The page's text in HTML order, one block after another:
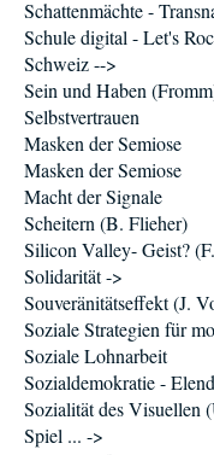
Schattenmächte -
Schule digital - Let's
Schweiz -->
Sein und Haben
Selbstvertrauen
Masken der Semiose
Masken der Semiose
Macht der Signale
Scheitern (B. Flieher)
Silicon Valley- Geist?
Solidarität ->
Souveränitätseffekt (J.
Soziale Strategien für
Soziale Lohnarbeit
Sozialdemokratie -
Sozialität des Visuellen
Spiel ... ->